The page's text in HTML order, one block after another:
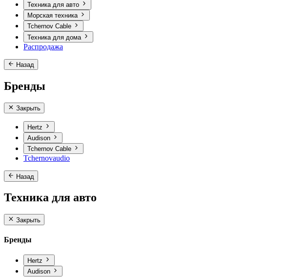
Техника для авто
Морская техника
Tchernov Cable
Техника для дома
Распродажа
Назад
Бренды
Закрыть
Hertz
Audison
Tchernov Cable
Tchernovaudio
Назад
Техника для авто
Закрыть
Бренды
Hertz
Audison